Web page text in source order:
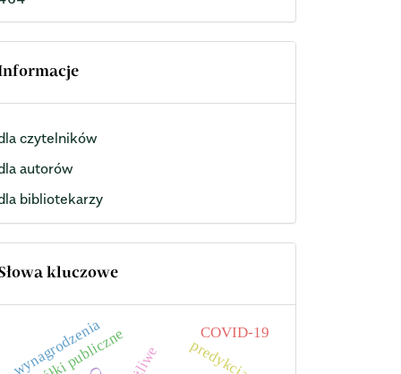
czytelników
autorów
bibliotekarzy
kluczowe
predykcja
spółki publiczne
wynagrodzenia COVID-19